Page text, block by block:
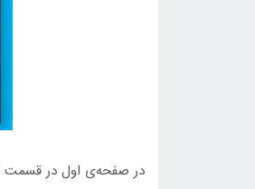
در صفحه‌ی اول در قسمت